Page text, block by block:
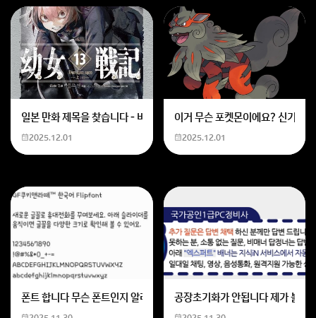
일본 만화 제목을 찾습니다 - 비행 마법 저격 여자 기억하기로는 위의 내
2025.12.01
이거 무슨 포켓몬이에요? 신기하
2025.12.01
폰트 합니다 무슨 폰트인지 알려주세요공장초기화가 안됩니다 제가 볼륨